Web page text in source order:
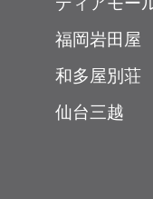
福岡岩田屋
和多屋別荘
仙台三越